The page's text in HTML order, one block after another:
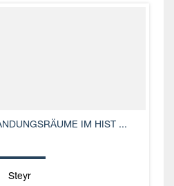
IM HIST ...
Steyr